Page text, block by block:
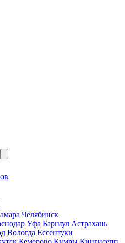
Челябинск
Уфа Барнаул Астрахань
Вологда Ессентуки
Кемерово Кимры Кингисепп